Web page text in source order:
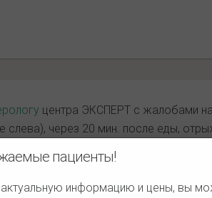
пациенты!
информацию и цены, вы
центра ЭКСПЕРТ с жалобами
слева), через 20 мин. после еды,
Год назад отмечались
принимал маалокс, фамотидин.